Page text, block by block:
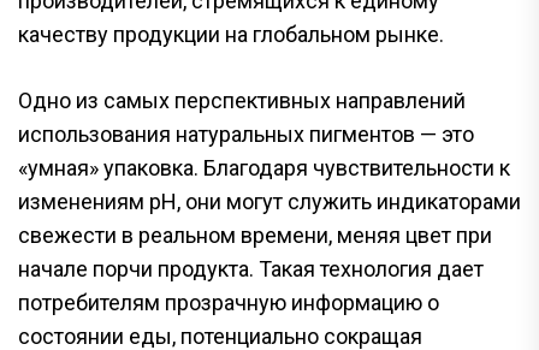
качеству продукции на глобальном рынке.
Одно из самых перспективных направлений
использования натуральных пигментов — это
«умная» упаковка. Благодаря чувствительности к
изменениям pH, они могут служить индикаторами
свежести в реальном времени, меняя цвет при
начале порчи продукта. Такая технология дает
потребителям прозрачную информацию о
состоянии еды, потенциально сокращая